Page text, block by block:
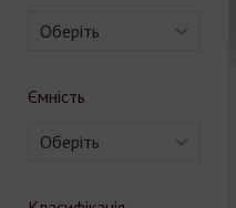
Оберіть
Ємність
Оберіть